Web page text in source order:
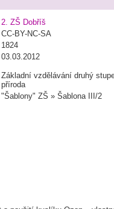
2. ZŠ Dobříš
CC-BY-NC-SA
1824
03.03.2012
Základní vzdělávání druhý
příroda
"Šablony" ZŠ » Šablona III/2